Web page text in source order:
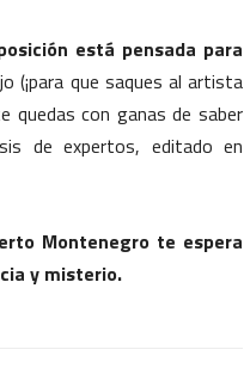
está pensada para
(¡para que saques al artista
quedas con ganas de saber
de expertos, editado en
Montenegro te espera
y misterio.